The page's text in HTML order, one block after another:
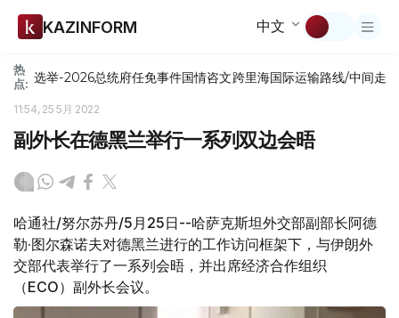
KAZINFORM 中文
热
点: 选举-2026总统府任免事件国情咨文跨里海国际运输路线/中间走廊
11:54, 25 5月 2022
副外长在德黑兰举行一系列双边会晤
哈通社/努尔苏丹/5月25日--哈萨克斯坦外交部副部长阿德
勒·图尔森诺夫对德黑兰进行的工作访问框架下，与伊朗外
交部代表举行了一系列会晤，并出席经济合作组织
（ECO）副外长会议。